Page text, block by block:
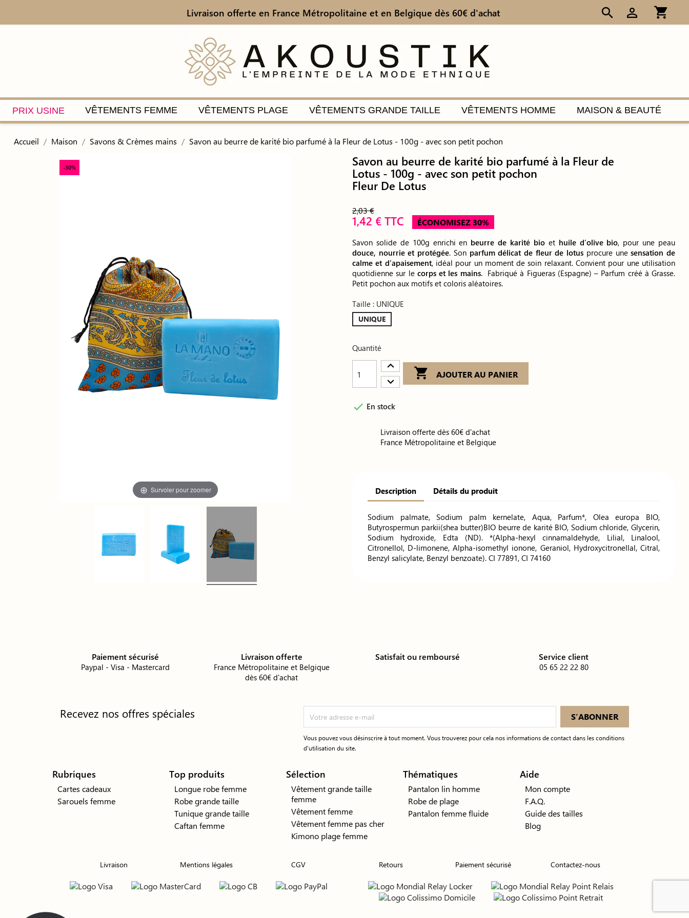
Livraison offerte en France Métropolitaine et en Belgique dès 60€ d'achat search person_outline shopping_cart
PRIX USINE VÊTEMENTS FEMME VÊTEMENTS PLAGE VÊTEMENTS GRANDE TAILLE VÊTEMENTS HOMME MAISON & BEAUTÉ
Accueil Maison Savons & Crèmes mains Savon au beurre de karité bio parfumé à la Fleur de Lotus - 100g - avec son petit pochon
-30%
Survoler pour zoomer
Savon au beurre de karité bio parfumé à la Fleur de
Lotus - 100g - avec son petit pochon
Fleur De Lotus
2,03 €
1,42 € TTC ÉCONOMISEZ 30%
Savon solide de 100g enrichi en beurre de karité bioet huile d’olive bio, pour une peau
douce, nourrie et protégée. Son parfum délicat de fleur de lotus procure unesensation de
calme et d’apaisement, idéal pour un moment de soin relaxant. Convient pour une utilisation
quotidienne sur le corps et les mains. Fabriqué à Figueras (Espagne) – Parfum créé à Grasse.
Petit pochon aux motifs et coloris aléatoires.
Taille : UNIQUE
UNIQUE
Quantité
 AJOUTER AU PANIER
 En stock
Livraison offerte dès 60€ d'achat
France Métropolitaine et Belgique
Description Détails du produit
Sodium palmate, Sodium palm kernelate, Aqua, Parfum*, Olea europa BIO,
Butyrospermun parkii(shea butter)BIO beurre de karité BIO, Sodium chloride, Glycerin,
Sodium hydroxide, Edta (ND). *(Alpha-hexyl cinnamaldehyde, Lilial, Linalool,
Citronellol, D-limonene, Alpha-isomethyl ionone, Geraniol, Hydroxycitronellal, Citral,
Benzyl salicylate, Benzyl benzoate). CI 77891, CI 74160
Paiement sécurisé
Paypal - Visa - Mastercard
Livraison offerte
France Métropolitaine et Belgique
dès 60€ d'achat
Satisfait ou remboursé Service client
05 65 22 22 80
Recevez nos offres spéciales
Vous pouvez vous désinscrire à tout moment. Vous trouverez pour cela nos informations de contact dans les conditions
d'utilisation du site.
Rubriques
Cartes cadeaux
Sarouels femme
Top produits
Longue robe femme
Robe grande taille
Tunique grande taille
Caftan femme
Sélection
Vêtement grande taille
femme
Vêtement femme
Vêtement femme pas cher
Kimono plage femme
Thématiques
Pantalon lin homme
Robe de plage
Pantalon femme fluide
Aide
Mon compte
F.A.Q.
Guide des tailles
Blog
Livraison Mentions légales CGV Retours Paiement sécurisé Contactez-nous